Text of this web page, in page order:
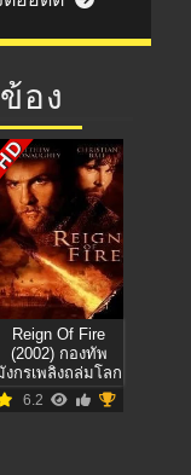
อง
Reign Of Fire
(2002) กองทัพ
งกรเพลิงถล่มโลก
6.2